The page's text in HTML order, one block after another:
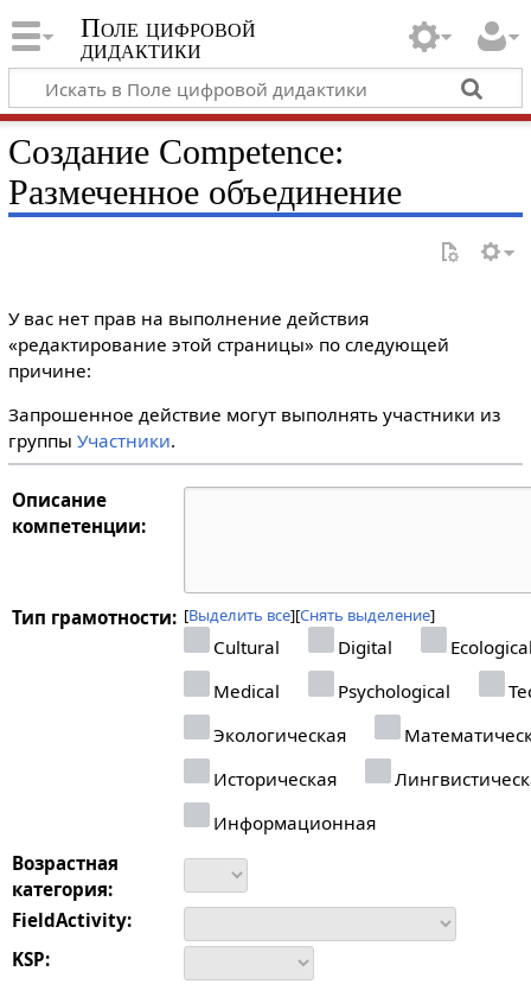
Поле цифровой
дидактики
Создание Competence:
Размеченное объединение
У вас нет прав на выполнение действия
«редактирование этой страницы» по следующей
причине:
Запрошенное действие могут выполнять участники из
группы Участники.
Описание
компетенции:
Тип грамотности: Выделить все Снять выделение
Cultural Digital
Medical
Psychological
Экологическая
Историческая
Информационная
Возрастная
категория:
FieldActivity:
KSP: